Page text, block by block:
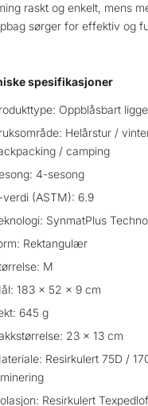
raskt og enkelt, mens
sørger for effektiv og
spesifikasjoner
Oppblåsbart
Helårstur /
/ camping
4-sesong
verdi (ASTM): 6.9
SynmatPlus
Rektangulær
M
183 x 52 x 9 cm
645 g
23 x 13 cm
Resirkulert 75D /
Resirkulert